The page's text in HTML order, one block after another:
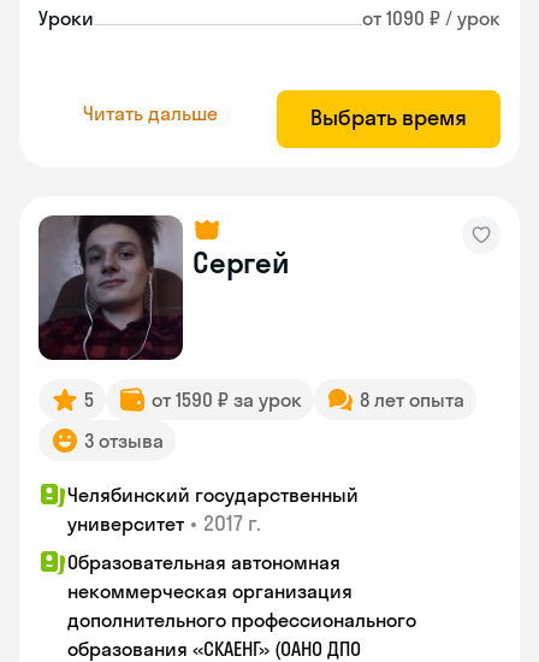
Уроки от 1090 ₽ / урок
Читать дальше Выбрать время
Сергей
5 от 1590 ₽ за урок
8 лет опыта
3 отзыва
Челябинский государственный
университет • 2017 г.
Образовательная автономная
некоммерческая организация
дополнительного профессионального
образования «СКАЕНГ» (ОАНО ДПО